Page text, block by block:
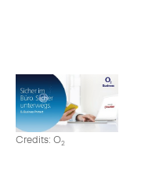
Credits: O2